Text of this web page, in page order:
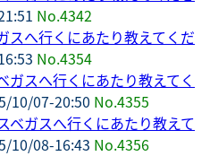
No.4342
スへ行くにあたり教えてくだ
No.4354
ガスへ行くにあたり教えてく
10/07-20:50 No.4355
ベガスへ行くにあたり教えて
10/08-16:43 No.4356